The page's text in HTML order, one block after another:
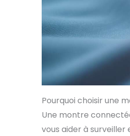
Pourquoi choisir une
Une montre
vous aider à